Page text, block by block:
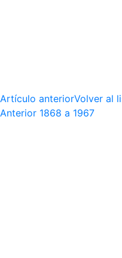
Artículo anteriorVolver al
Anterior 1868 a 1967